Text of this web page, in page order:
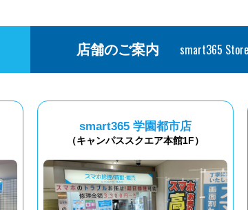
店舗のご案内 smart365 Store
smart365 学園都市店
（キャンパススクエア本館1F）